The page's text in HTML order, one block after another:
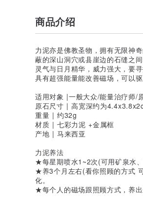
商品介绍
力泥亦是佛教圣物，拥有无限神
蔽的深山洞穴或县崖边的石缝之
灵气与日月精华，威力强大，要
具有超强能量能改善磁场，可以
适用对象 |一般大众/能量治疗师/
原石尺寸 | 高宽深约为
重量 | 约32g
材质 | 七彩力泥 +金属框
产地 | 马来西亚
力泥养法
★每星期喷水1~2次(可用矿泉水
★养3个月左右(看你照顾的方式
化。
★每个人的磁场跟照顾方式，养